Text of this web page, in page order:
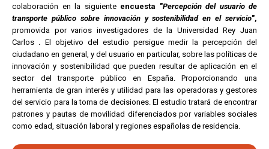
colaboración en la siguiente encuesta "Percepción del usuario de
transporte público sobre innovación y sostenibilidad en el servicio",
promovida por varios investigadores de la Universidad Rey Juan
Carlos . El objetivo del estudio persigue medir la percepción del
ciudadano en general, y del usuario en particular, sobre las políticas de
innovación y sostenibilidad que pueden resultar de aplicación en el
sector del transporte público en España. Proporcionando una
herramienta de gran interés y utilidad para las operadoras y gestores
del servicio para la toma de decisiones. El estudio tratará de encontrar
patrones y pautas de movilidad diferenciados por variables sociales
como edad, situación laboral y regiones españolas de residencia.